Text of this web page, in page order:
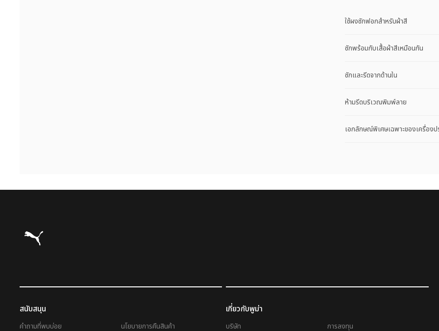
ใช้ผงซักฟอกสำหรับผ้าสี
ซักพร้อมกับเสื้อผ้าสีเหมือนกัน
ซักและรีดจากด้านใน
ห้ามรีดบริเวณพิมพ์ลาย
เอกลักษณ์พิเศษเฉพาะของเครื่องป
Puma โฮม
สนับสนุน
คำถามที่พบบ่อย นโยบายการคืนสินค้า
เกี่ยวกับพูม่า
บริษัท การลงทุน